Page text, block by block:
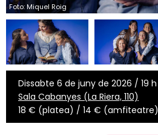
Foto: Miquel Roig
Dissabte 6 de juny de 2026 / 19 h
Sala Cabanyes (La Riera, 110)
18 € (platea) / 14 € (amfiteatre)